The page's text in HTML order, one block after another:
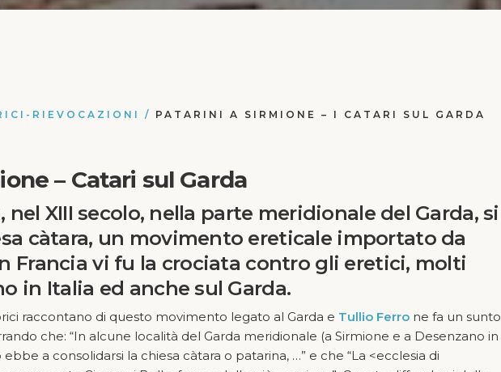
RIEVOCAZIONI / PATARINI A SIRMIONE – I CATARI SUL GARDA
– Catari sul Garda
nel XIII secolo, nella parte meridionale del Garda, si
càtara, un movimento ereticale importato da
Francia vi fu la crociata contro gli eretici, molti
in Italia ed anche sul Garda.
raccontano di questo movimento legato al Garda e Tullio Ferro ne fa un sunto
che: “In alcune località del Garda meridionale (a Sirmione e a Desenzano in
a consolidarsi la chiesa càtara o patarina, …” e che “La <ecclesia di